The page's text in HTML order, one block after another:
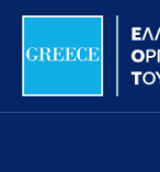
Σημείωση:
ιστότοπος
Μετάβαση
περιεχόμενο